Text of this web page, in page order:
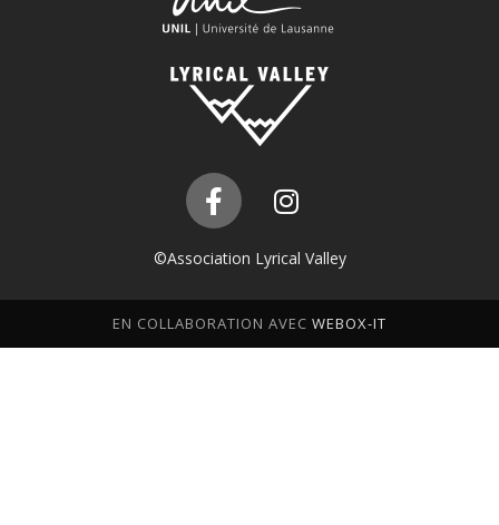
©Association Lyrical Valley
EN COLLABORATION AVEC WEBOX-IT